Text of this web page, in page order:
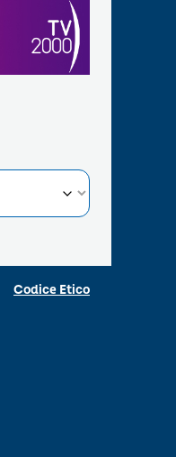
Codice Etico